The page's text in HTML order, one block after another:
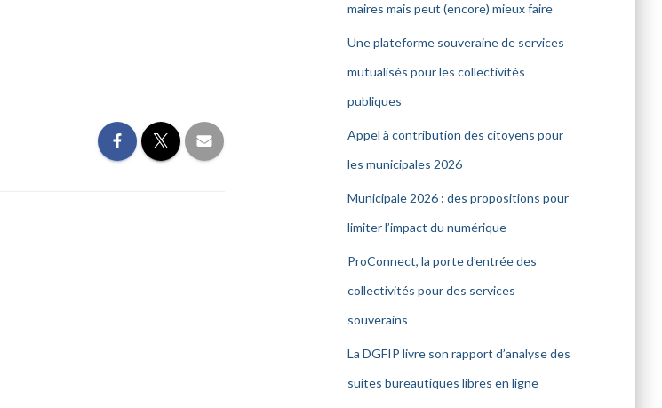
maires mais peut (encore) mieux faire
Une plateforme souveraine de services
mutualisés pour les collectivités
publiques
Appel à contribution des citoyens pour
les municipales 2026
Municipale 2026 : des propositions pour
limiter l’impact du numérique
ProConnect, la porte d’entrée des
collectivités pour des services
souverains
La DGFIP livre son rapport d’analyse des
suites bureautiques libres en ligne